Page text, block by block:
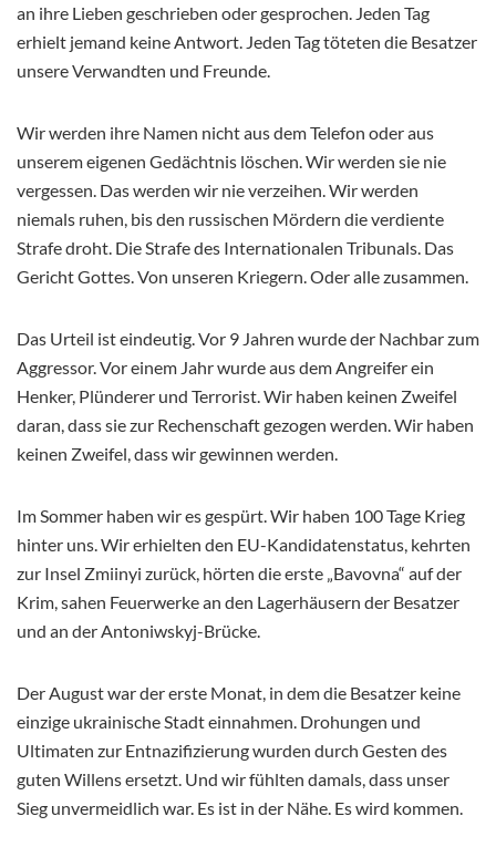
an ihre Lieben geschrieben oder gesprochen. Jeden Tag
erhielt jemand keine Antwort. Jeden Tag töteten die Besatzer
unsere Verwandten und Freunde.
Wir werden ihre Namen nicht aus dem Telefon oder aus
unserem eigenen Gedächtnis löschen. Wir werden sie nie
vergessen. Das werden wir nie verzeihen. Wir werden
niemals ruhen, bis den russischen Mördern die verdiente
Strafe droht. Die Strafe des Internationalen Tribunals. Das
Gericht Gottes. Von unseren Kriegern. Oder alle zusammen.
Das Urteil ist eindeutig. Vor 9 Jahren wurde der Nachbar zum
Aggressor. Vor einem Jahr wurde aus dem Angreifer ein
Henker, Plünderer und Terrorist. Wir haben keinen Zweifel
daran, dass sie zur Rechenschaft gezogen werden. Wir haben
keinen Zweifel, dass wir gewinnen werden.
Im Sommer haben wir es gespürt. Wir haben 100 Tage Krieg
hinter uns. Wir erhielten den EU-Kandidatenstatus, kehrten
zur Insel Zmiinyi zurück, hörten die erste „Bavovna“ auf der
Krim, sahen Feuerwerke an den Lagerhäusern der Besatzer
und an der Antoniwskyj-Brücke.
Der August war der erste Monat, in dem die Besatzer keine
einzige ukrainische Stadt einnahmen. Drohungen und
Ultimaten zur Entnazifizierung wurden durch Gesten des
guten Willens ersetzt. Und wir fühlten damals, dass unser
Sieg unvermeidlich war. Es ist in der Nähe. Es wird kommen.